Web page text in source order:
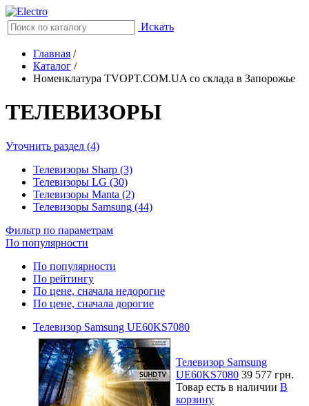
Искать
Главная /
Каталог /
Номенклатура TVOPT.COM.UA со склада в Запорожье
ТЕЛЕВИЗОРЫ
Уточнить раздел (4)
Телевизоры Sharp (3)
Телевизоры LG (30)
Телевизоры Manta (2)
Телевизоры Samsung (44)
Фильтр по параметрам
По популярности
По популярности
По рейтингу
По цене, сначала недорогие
По цене, сначала дорогие
Телевизор Samsung UE60KS7080
Телевизор Samsung
UE60KS7080 39 577 грн.
Товар есть в наличии В
корзину